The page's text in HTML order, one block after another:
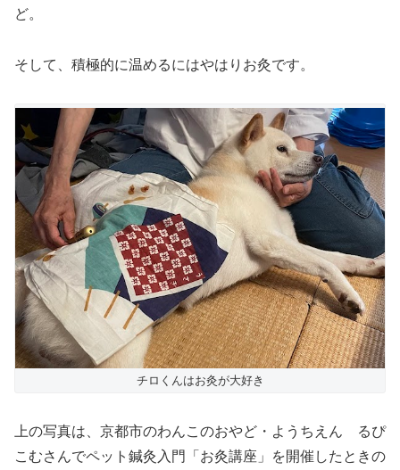
ど。
そして、積極的に温めるにはやはりお灸です。
チロくんはお灸が大好き
上の写真は、京都市のわんこのおやど・ようちえん るぴ
こむさんでペット鍼灸入門「お灸講座」を開催したときの